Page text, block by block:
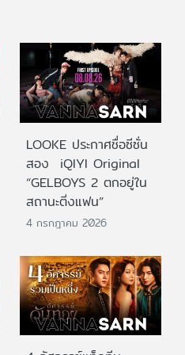
LOOKE ประกาศชื่อซีซั่น
สอง iQIYI Original
“GELBOYS 2 ตกอยู่ใน
สถานะติ่งแฟน”
4 กรกฎาคม 2026